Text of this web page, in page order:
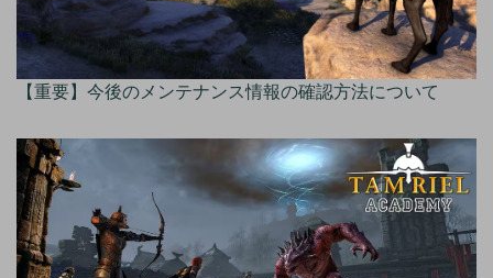
【重要】今後のメンテナンス情報の確認方法について